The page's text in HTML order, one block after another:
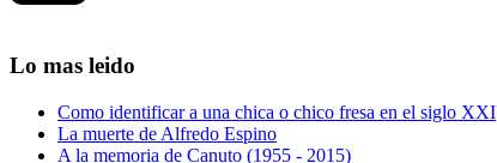
Lo mas leido
Como identificar a una chica o chico fresa en el siglo XXI
La muerte de Alfredo Espino
A la memoria de Canuto (1955 - 2015)